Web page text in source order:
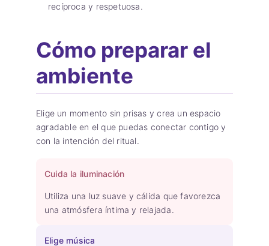
recíproca y respetuosa.
Cómo preparar el
ambiente
Elige un momento sin prisas y crea un espacio
agradable en el que puedas conectar contigo y
con la intención del ritual.
Cuida la iluminación
Utiliza una luz suave y cálida que favorezca
una atmósfera íntima y relajada.
Elige música